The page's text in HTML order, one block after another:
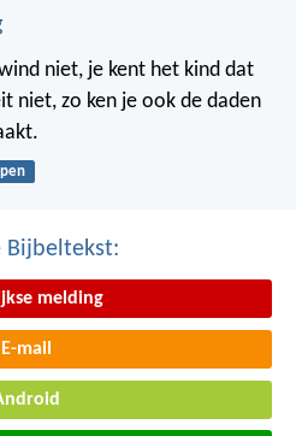
niet, je kent het kind dat
niet, zo ken je ook de daden
Bijbeltekst:
melding
E-mail